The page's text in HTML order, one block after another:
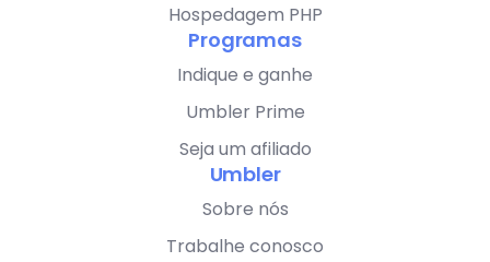
Hospedagem PHP
Programas
Indique e ganhe
Umbler Prime
Seja um afiliado
Umbler
Sobre nós
Trabalhe conosco